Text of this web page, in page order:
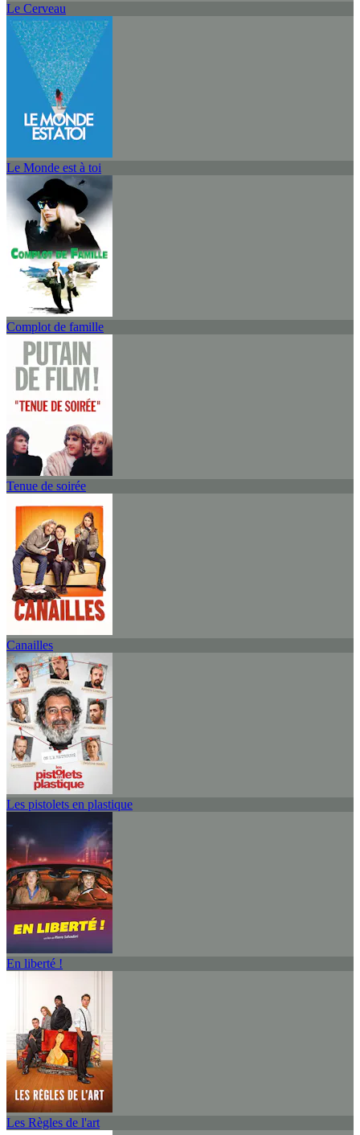
Le Cerveau
Le Monde est à toi
Complot de famille
Tenue de soirée
Canailles
Les pistolets en plastique
En liberté !
Les Règles de l'art